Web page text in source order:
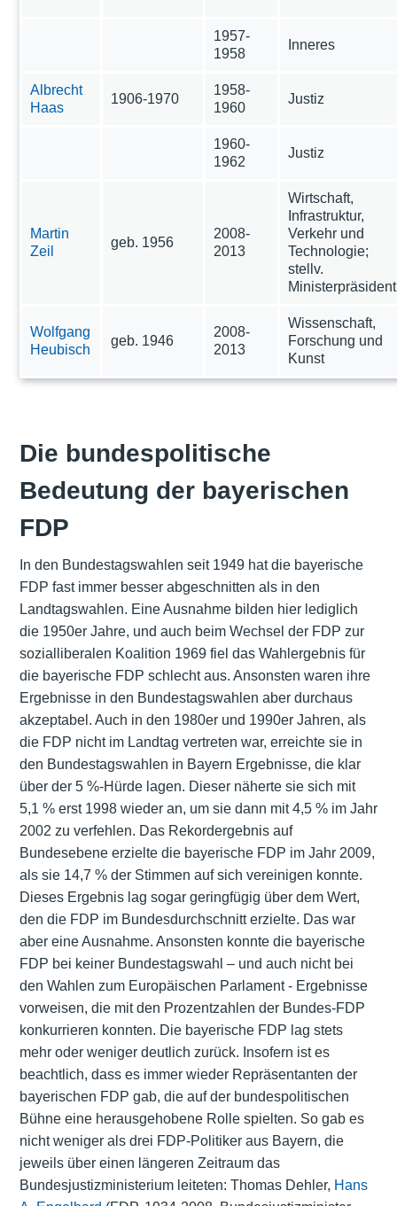
1957-
1958
Inneres
Albrecht
Haas
1906-1970
1958-
1960
Justiz
1960-
1962
Justiz
Martin
Zeil
geb. 1956
2008-
2013
Wirtschaft,
Infrastruktur,
Verkehr und
Technologie;
stellv.
Ministerpräsident
Wolfgang
Heubisch
geb. 1946
2008-
2013
Wissenschaft,
Forschung und
Kunst
Die bundespolitische
Bedeutung der bayerischen
FDP
In den Bundestagswahlen seit 1949 hat die bayerische
FDP fast immer besser abgeschnitten als in den
Landtagswahlen. Eine Ausnahme bilden hier lediglich
die 1950er Jahre, und auch beim Wechsel der FDP zur
sozialliberalen Koalition 1969 fiel das Wahlergebnis für
die bayerische FDP schlecht aus. Ansonsten waren ihre
Ergebnisse in den Bundestagswahlen aber durchaus
akzeptabel. Auch in den 1980er und 1990er Jahren, als
die FDP nicht im Landtag vertreten war, erreichte sie in
den Bundestagswahlen in Bayern Ergebnisse, die klar
über der 5 %-Hürde lagen. Dieser näherte sie sich mit
5,1 % erst 1998 wieder an, um sie dann mit 4,5 % im Jahr
2002 zu verfehlen. Das Rekordergebnis auf
Bundesebene erzielte die bayerische FDP im Jahr 2009,
als sie 14,7 % der Stimmen auf sich vereinigen konnte.
Dieses Ergebnis lag sogar geringfügig über dem Wert,
den die FDP im Bundesdurchschnitt erzielte. Das war
aber eine Ausnahme. Ansonsten konnte die bayerische
FDP bei keiner Bundestagswahl – und auch nicht bei
den Wahlen zum Europäischen Parlament - Ergebnisse
vorweisen, die mit den Prozentzahlen der Bundes-FDP
konkurrieren konnten. Die bayerische FDP lag stets
mehr oder weniger deutlich zurück. Insofern ist es
beachtlich, dass es immer wieder Repräsentanten der
bayerischen FDP gab, die auf der bundespolitischen
Bühne eine herausgehobene Rolle spielten. So gab es
nicht weniger als drei FDP-Politiker aus Bayern, die
jeweils über einen längeren Zeitraum das
Bundesjustizministerium leiteten: Thomas Dehler, Hans